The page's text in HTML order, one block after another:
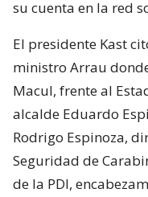
su cuenta en la red
El presidente Kast
ministro Arrau
Macul, frente al
alcalde Eduardo
Rodrigo Espinoza,
Seguridad de
de la PDI,